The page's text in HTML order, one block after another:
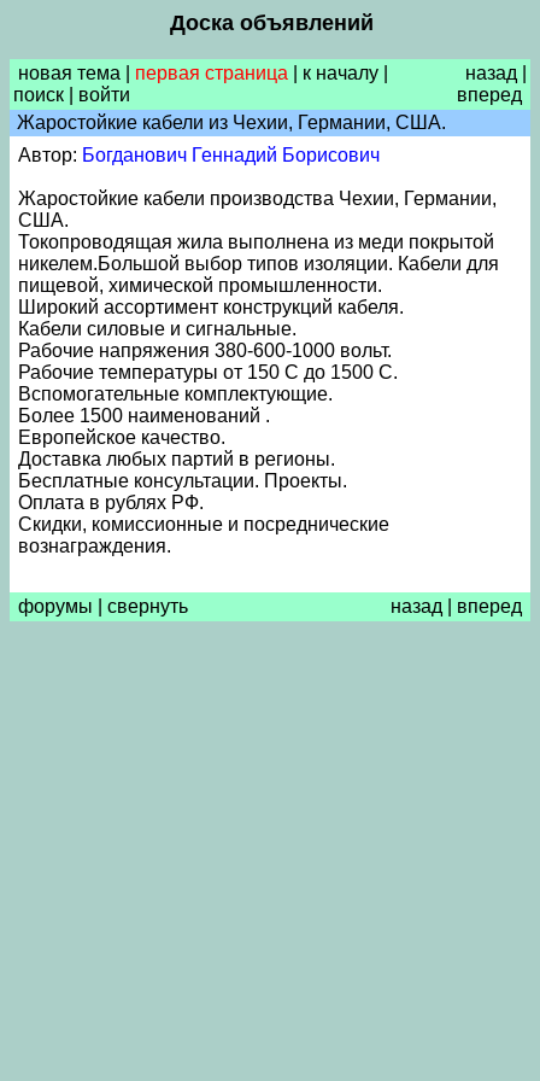
Доска объявлений
новая тема первая страница к началу
поиск
войти
назад
вперед
Жаростойкие кабели из Чехии, Германии, США.
Автор: Богданович Геннадий Борисович
Жаростойкие кабели производства Чехии, Германии,
США.
Токопроводящая жила выполнена из меди покрытой
никелем.Большой выбор типов изоляции. Кабели для
пищевой, химической промышленности.
Широкий ассортимент конструкций кабеля.
Кабели силовые и сигнальные.
Рабочие напряжения 380-600-1000 вольт.
Рабочие температуры от 150 С до 1500 С.
Вспомогательные комплектующие.
Более 1500 наименований .
Европейское качество.
Доставка любых партий в регионы.
Беcплатные консультации. Проекты.
Оплата в рублях РФ.
Скидки, комиссионные и посреднические
вознаграждения.
форумы свернуть назад вперед